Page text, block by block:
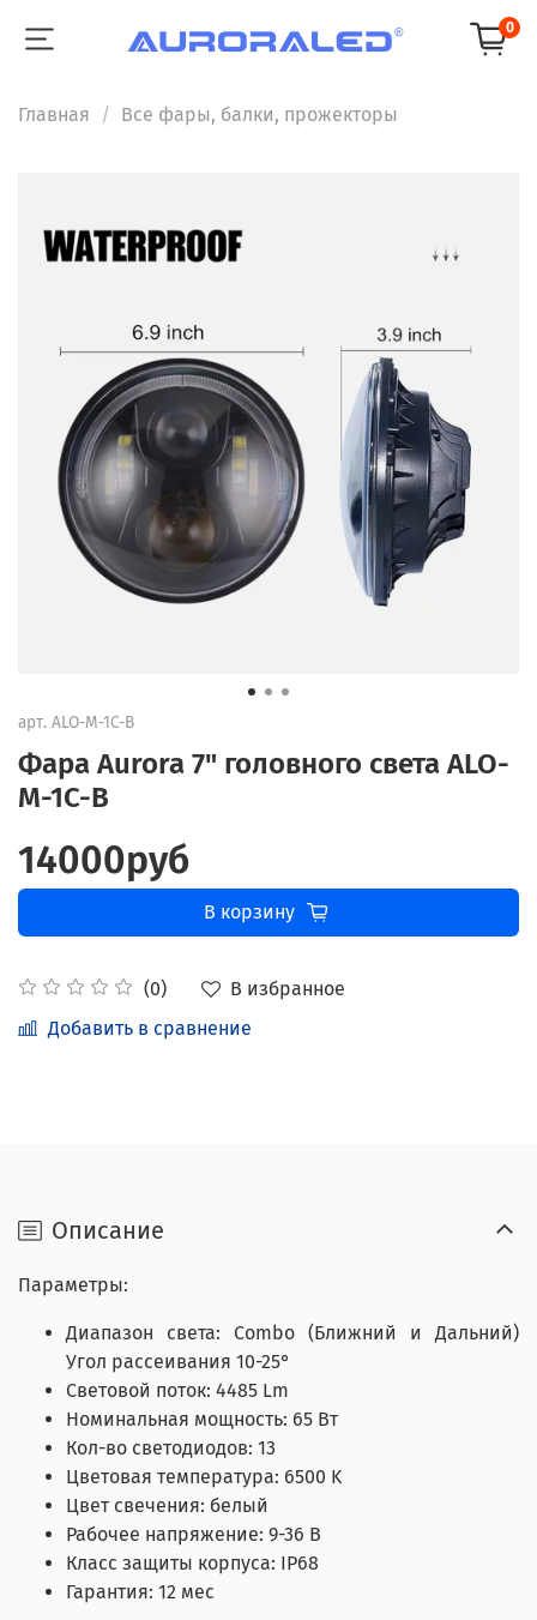
0
Главная Все фары, балки, прожекторы
арт. ALO-M-1C-B
Фара Aurora 7" головного света ALO-
M-1C-B
(0)
В избранное
Добавить в сравнение
14000руб
В корзину
Описание
Параметры:
Диапазон света: Combo (Ближний и Дальний)
Угол рассеивания 10-25°
Световой поток: 4485 Lm
Номинальная мощность: 65 Вт
Кол-во светодиодов: 13
Цветовая температура: 6500 K
Цвет свечения: белый
Рабочее напряжение: 9-36 В
Класс защиты корпуса: IP68
Гарантия: 12 мес